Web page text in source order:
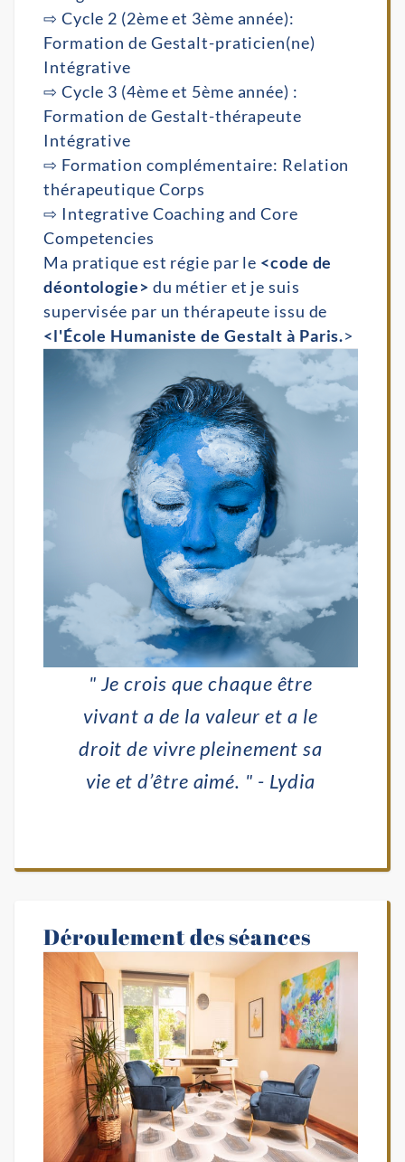
⇨ Cycle 2 (2ème et 3ème année):
Formation de Gestalt-praticien(ne)
Intégrative
⇨ Cycle 3 (4ème et 5ème année) :
Formation de Gestalt-thérapeute
Intégrative
⇨ Formation complémentaire: Relation
thérapeutique Corps
⇨ Integrative Coaching and Core
Competencies
Ma pratique est régie par le <code de
déontologie> du métier et je suis
supervisée par un thérapeute issu de
<l'École Humaniste de Gestalt à Paris.>
" Je crois que chaque être
vivant a de la valeur et a le
droit de vivre pleinement sa
vie et d’être aimé. " - Lydia
Déroulement des séances